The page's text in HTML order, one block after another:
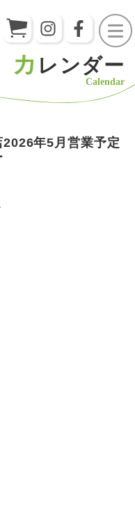
カ レンダー
Calendar
年5月営業予定